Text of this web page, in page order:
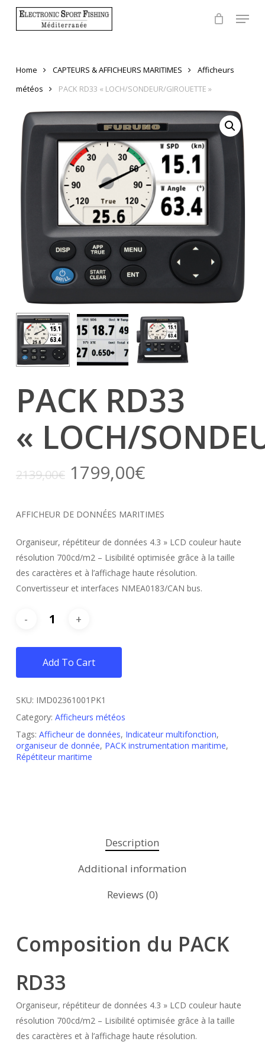
Menu
Home CAPTEURS & AFFICHEURS MARITIMES
Afficheurs
météos
PACK RD33 « LOCH/SONDEUR/GIROUETTE »
PACK RD33
« LOCH/
2139,00€ 1799,00€
AFFICHEUR DE DONNÉES MARITIMES
Organiseur, répétiteur de données 4.3 » LCD couleur haute
résolution 700cd/m2 – Lisibilité optimisée grâce à la taille
des caractères et à l’affichage haute résolution.
Convertisseur et interfaces NMEA0183/CAN bus.
Add To Cart
SKU: IMD02361001PK1
Category: Afficheurs météos
Tags: Afficheur de données, Indicateur multifonction,
organiseur de donnée, PACK instrumentation maritime,
Répétiteur maritime
Description
Additional information
Reviews (0)
Composition du PACK
RD33
Organiseur, répétiteur de données 4.3 » LCD couleur haute
résolution 700cd/m2 – Lisibilité optimisée grâce à la taille
des caractères et à l’affichage haute résolution.